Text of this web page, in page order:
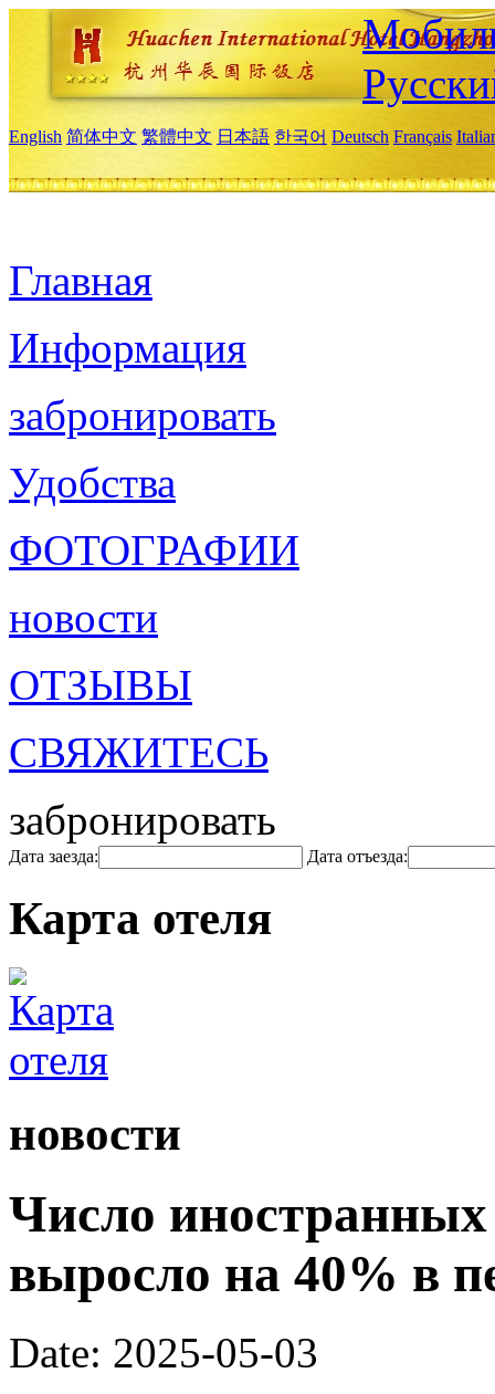
English 简体中文 繁體中文 日本語 한국어 Deutsch Français
Главная
Информация
забронировать
Удобства
ФОТОГРАФИИ
новости
ОТЗЫВЫ
СВЯЖИТЕСЬ
забронировать
Дата заезда: Дата отъезда:
Карта отеля
новости
Число иностранных
выросло на 40% в
Date: 2025-05-03